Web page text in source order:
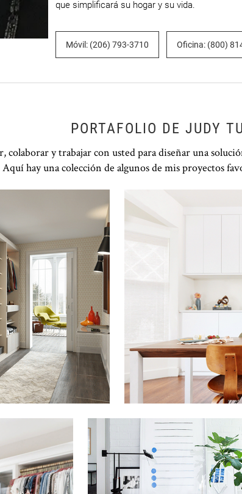
que simplificará su hogar y su vida.
Móvil: (206) 793-3710 Oficina: (800)
PORTAFOLIO DE JUDY
colaborar y trabajar con usted para diseñar una
hay una colección de algunos de mis proyectos
Haga clic para ver la presentación